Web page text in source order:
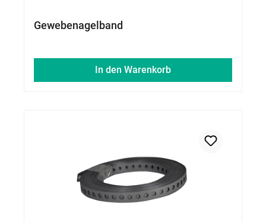
Gewebenagelband
In den Warenkorb